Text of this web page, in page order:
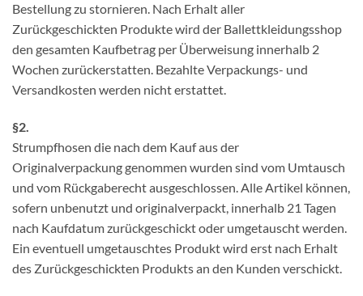
Bestellung zu stornieren. Nach Erhalt aller
Zurückgeschickten Produkte wird der Ballettkleidungsshop
den gesamten Kaufbetrag per Überweisung innerhalb 2
Wochen zurückerstatten. Bezahlte Verpackungs- und
Versandkosten werden nicht erstattet.
§2.
Strumpfhosen die nach dem Kauf aus der
Originalverpackung genommen wurden sind vom Umtausch
und vom Rückgaberecht ausgeschlossen. Alle Artikel können,
sofern unbenutzt und originalverpackt, innerhalb 21 Tagen
nach Kaufdatum zurückgeschickt oder umgetauscht werden.
Ein eventuell umgetauschtes Produkt wird erst nach Erhalt
des Zurückgeschickten Produkts an den Kunden verschickt.